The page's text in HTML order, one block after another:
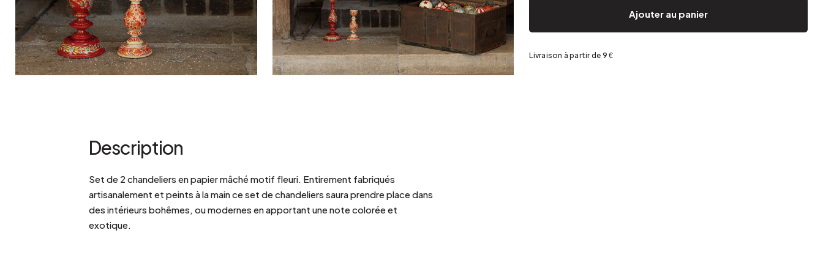
Bistrot
Bord de mer
Brocante
Contemporain
Esprit Haussmannien
Velours
Bois blond
Papier mâché
Verre
Zinc et galva
Argenté
Ajouter au panier
Livraison à partir de 9 €
Description
Set de 2 chandeliers en papier mâché motif fleuri. Entirement fabriqués
artisanalement et peints à la main ce set de chandeliers saura prendre place dans
des intérieurs bohêmes, ou modernes en apportant une note colorée et
exotique.